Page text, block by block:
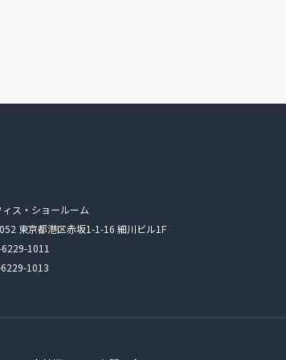
ス・ショールーム
東京都港区赤坂1-1-16 細川ビル1F
1011
6229-1013